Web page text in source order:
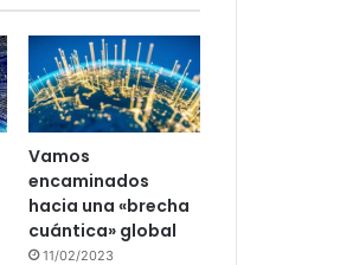
Vamos
encaminados
hacia una «brecha
cuántica» global
11/02/2023